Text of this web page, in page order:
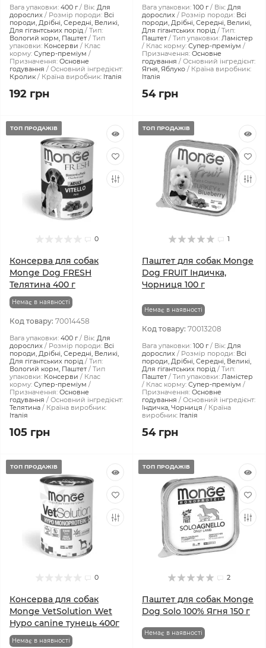
Вага упаковки: 400 г Вік: Для
дорослих
Розмір породи: Всі
породи, Дрібні, Середні, Великі,
Для гігантських порід
Тип:
Вологий корм, Паштет
Тип
упаковки: Консерви
Клас
корму: Супер-преміум
Призначення: Основне
годування
Основний інгредієнт:
Кролик
Країна виробник: Італія
192 грн
Вага упаковки: 100 г Вік: Для
дорослих
Розмір породи: Всі
породи, Дрібні, Середні, Великі,
Для гігантських порід
Тип:
Паштет
Тип упаковки: Ламістер
Клас корму: Супер-преміум
Призначення: Основне
годування
Основний інгредієнт:
Ягня, Яблуко
Країна виробник:
Італія
54 грн
ТОП ПРОДАЖІВ
0
Консерва для собак
Monge Dog FRESH
Телятина 400 г
Немає в наявності
Код товару: 70014458
Вага упаковки: 400 г Вік: Для
дорослих
Розмір породи: Всі
породи, Дрібні, Середні, Великі,
Для гігантських порід
Тип:
Вологий корм, Паштет
Тип
упаковки: Консерви
Клас
корму: Супер-преміум
Призначення: Основне
годування
Основний інгредієнт:
Телятина
Країна виробник:
Італія
105 грн
ТОП ПРОДАЖІВ
1
Паштет для собак Monge
Dog FRUIT Індичка,
Чорниця 100 г
Немає в наявності
Код товару: 70013208
Вага упаковки: 100 г Вік: Для
дорослих
Розмір породи: Всі
породи, Дрібні, Середні, Великі,
Для гігантських порід
Тип:
Паштет
Тип упаковки: Ламістер
Клас корму: Супер-преміум
Призначення: Основне
годування
Основний інгредієнт:
Індичка, Чорниця
Країна
виробник: Італія
54 грн
ТОП ПРОДАЖІВ
0
Консерва для собак
Monge VetSolution Wet
Hypo canine тунeць 400г
Немає в наявності
ТОП ПРОДАЖІВ
2
Паштет для собак Monge
Dog Solo 100% Ягня 150 г
Немає в наявності